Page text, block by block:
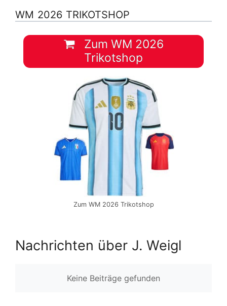
WM 2026 TRIKOTSHOP
Zum WM 2026
Trikotshop
Zum WM 2026 Trikotshop
Nachrichten über J. Weigl
Keine Beiträge gefunden